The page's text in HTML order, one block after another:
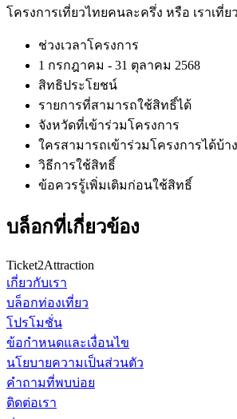
โครงการเที่ยวไทยคนละครึ่ง หรือ เราเที่ย
ช่วงเวลาโครงการ
1 กรกฎาคม - 31 ตุลาคม 2568
สิทธิประโยชน์
รายการที่สามารถใช้สิทธิ์ได้
จังหวัดที่เข้าร่วมโครงการ
ใครสามารถเข้าร่วมโครงการได้บ้า
วิธีการใช้สิทธิ์
ข้อควรรู้เพิ่มเติมก่อนใช้สิทธิ์
บล็อกที่เกี่ยวข้อง
Ticket2Attraction
เกี่ยวกับเรา
บล็อกท่องเที่ยว
โปรโมชั่น
ข้อกำหนดและเงื่อนไข
นโยบายความเป็นส่วนตัว
คำถามที่พบบ่อย
ติดต่อเรา